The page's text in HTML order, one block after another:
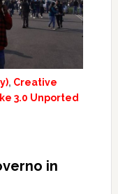
, Creative
3.0 Unported
in